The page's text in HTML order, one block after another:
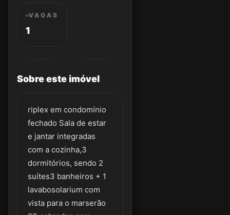
VAGAS
1
Sobre este imóvel
riplex em condomínio
fechado Sala de estar
e jantar integradas
com a cozinha,3
dormitórios, sendo 2
suítes3 banheiros + 1
lavabosolarium com
vista para o marserão